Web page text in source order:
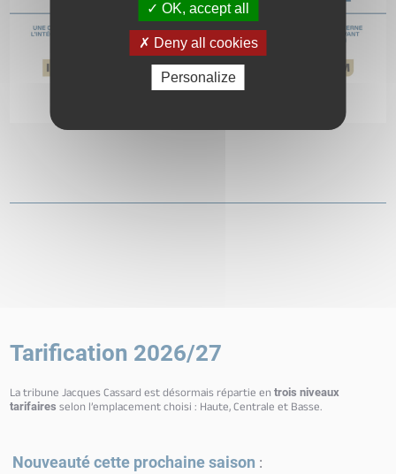
Tarification 2026/27
La tribune Jacques Cassard est désormais répartie entrois niveaux
tarifaires selon l’emplacement choisi : Haute, Centrale et Basse.
Nouveauté cette prochaine saison :
OK, accept all
Deny all cookies
Personalize